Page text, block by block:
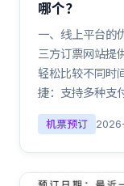
哪个？
一、线上平台的
三方订票网站提
轻松比较不同时
捷：支持多种支
机票预订